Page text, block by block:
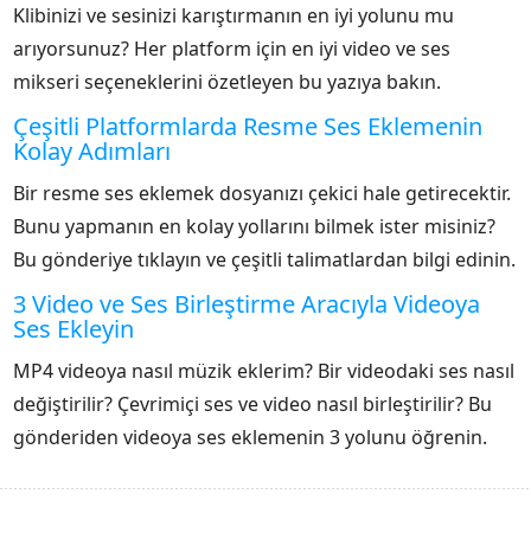
Klibinizi ve sesinizi karıştırmanın en iyi yolunu mu
arıyorsunuz? Her platform için en iyi video ve ses
mikseri seçeneklerini özetleyen bu yazıya bakın.
Çeşitli Platformlarda Resme Ses Eklemenin
Kolay Adımları
Bir resme ses eklemek dosyanızı çekici hale getirecektir.
Bunu yapmanın en kolay yollarını bilmek ister misiniz?
Bu gönderiye tıklayın ve çeşitli talimatlardan bilgi edinin.
3 Video ve Ses Birleştirme Aracıyla Videoya
Ses Ekleyin
MP4 videoya nasıl müzik eklerim? Bir videodaki ses nasıl
değiştirilir? Çevrimiçi ses ve video nasıl birleştirilir? Bu
gönderiden videoya ses eklemenin 3 yolunu öğrenin.